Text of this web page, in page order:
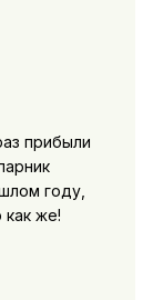
прибыли
году,
как же!